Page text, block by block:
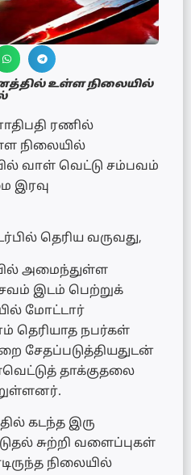
உள்ள நிலையில்
ரணில்
நிலையில்
வாள் வெட்டு சம்பவம்
இரவு
தெரிய வருவது,
அமைந்துள்ள
இடம் பெற்றுக்
மோட்டார்
தெரியாத நபர்கள்
சேதப்படுத்தியதுடன்
தாக்குதலை
கடந்த இரு
சுற்றி வளைப்புகள்
நிலையில்